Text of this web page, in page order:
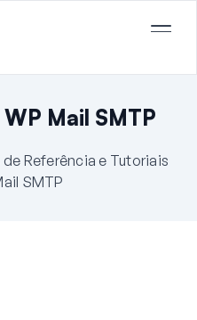
Mail SMTP
Referência e Tutoriais
SMTP